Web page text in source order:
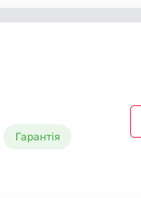
Гарантія